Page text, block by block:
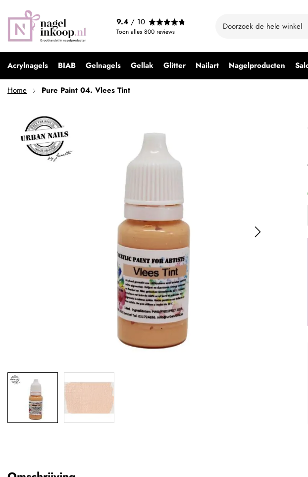
9.4 / 10
Toon alles 800 reviews
Acrylnagels BIAB Gelnagels Gellak Glitter Nailart Nagelproducten
Home Pure Paint 04. Vlees Tint
€ 3,95